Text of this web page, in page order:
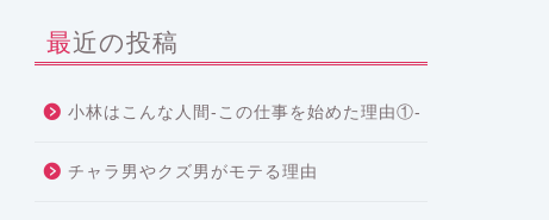
最近の投稿
小林はこんな人間-この仕事を始めた理由①-
チャラ男やクズ男がモテる理由